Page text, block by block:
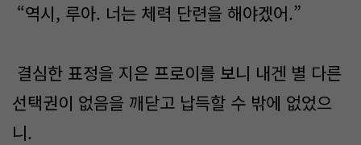
“역시, 루아. 너는 체력 단련을 해야겠어.”
결심한 표정을 지은 프로이를 보니 내겐 별 다른
선택권이 없음을 깨닫고 납득할 수 밖에 없었으
니.